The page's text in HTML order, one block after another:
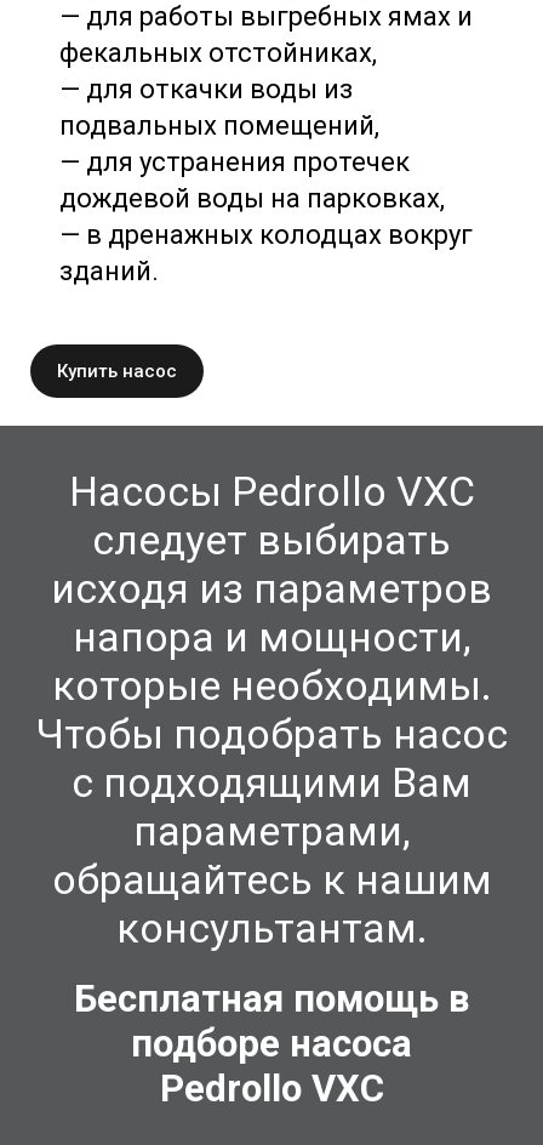
— для работы выгребных ямах и
фекальных отстойниках,
— для откачки воды из
подвальных помещений,
— для устранения протечек
дождевой воды на парковках,
— в дренажных колодцах вокруг
зданий.
Купить насос
Насосы Pedrollo VXC
следует выбирать
исходя из параметров
напора и мощности,
которые необходимы.
Чтобы подобрать насос
с подходящими Вам
параметрами,
обращайтесь к нашим
консультантам.
Бесплатная помощь в
подборе насоса
Pedrollo VXC